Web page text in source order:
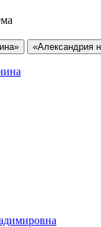
«Александрия